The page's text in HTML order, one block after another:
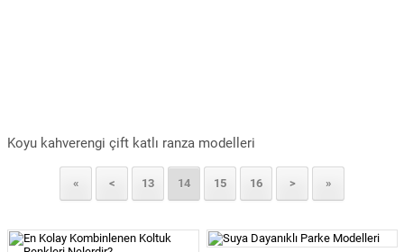
Koyu kahverengi çift katlı ranza modelleri
« < 13 14 15 16 > »